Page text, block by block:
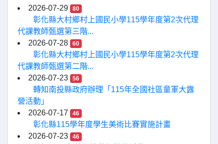
2026-07-29
80
彰化縣大村鄉村上國民小學115學年度第2次代理
代課教師甄選第三階...
2026-07-28
60
彰化縣大村鄉村上國民小學115學年度第2次代理
代課教師甄選第二階...
2026-07-23
56
轉知南投縣政府辦理「115年全國社區童軍大露
營活動」
2026-07-17
46
彰化縣115學年度學生美術比賽實施計畫
2026-07-23
46